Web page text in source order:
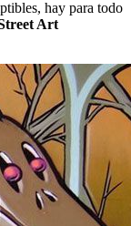
hay para todo
Art